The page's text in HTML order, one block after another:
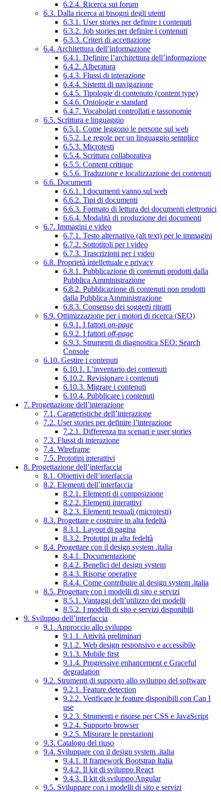
6.2.4. Ricerca sui forum
6.3. Dalla ricerca ai bisogni degli utenti
6.3.1. User stories per definire i contenuti
6.3.2. Job stories per definire i contenuti
6.3.3. Criteri di accettazione
6.4. Architettura dell’informazione
6.4.1. Definire l’architettura dell’informazione
6.4.2. Alberatura
6.4.3. Flussi di interazione
6.4.4. Sistemi di navigazione
6.4.5. Tipologie di contenuto (content type)
6.4.6. Ontologie e standard
6.4.7. Vocabolari controllati e tassonomie
6.5. Scrittura e linguaggio
6.5.1. Come leggono le persone sul web
6.5.2. Le regole per un linguaggio semplice
6.5.3. Microtesti
6.5.4. Scrittura collaborativa
6.5.5. Content critique
6.5.6. Traduzione e localizzazione dei contenuti
6.6. Documenti
6.6.1. I documenti vanno sul web
6.6.2. Tipi di documenti
6.6.3. Formato di lettura dei documenti elettronici
6.6.4. Modalità di produzione dei documenti
6.7. Immagini e video
6.7.1. Testo alternativo (alt text) per le immagini
6.7.2. Sottotitoli per i video
6.7.3. Trascrizioni per i video
6.8. Proprietà intellettuale e privacy
6.8.1. Pubblicazione di contenuti prodotti dalla
Pubblica Amministrazione
6.8.2. Pubblicazione di contenuti non prodotti
dalla Pubblica Amministrazione
6.8.3. Consenso dei soggetti ritratti
6.9. Ottimizzazione per i motori di ricerca (SEO)
6.9.1. I fattori on-page
6.9.2. I fattori off-page
6.9.3. Strumenti di diagnostica SEO: Search
Console
6.10. Gestire i contenuti
6.10.1. L’inventario dei contenuti
6.10.2. Revisionare i contenuti
6.10.3. Migrare i contenuti
6.10.4. Pubblicare i contenuti
7. Progettazione dell’interazione
7.1. Caratteristiche dell’interazione
7.2. User stories per definire l’interazione
7.2.1. Differenza tra scenari e user stories
7.3. Flussi di interazione
7.4. Wireframe
7.5. Prototipi interattivi
8. Progettazione dell’interfaccia
8.1. Obiettivi dell’interfaccia
8.2. Elementi dell’interfaccia
8.2.1. Elementi di composizione
8.2.2. Elementi interattivi
8.2.3. Elementi testuali (microtesti)
8.3. Progettare e costruire in alta fedeltà
8.3.1. Layout di pagina
8.3.2. Prototipi in alta fedeltà
8.4. Progettare con il design system .italia
8.4.1. Documentazione
8.4.2. Benefici del design system
8.4.3. Risorse operative
8.4.4. Come contribuire al design system .italia
8.5. Progettare con i modelli di sito e servizi
8.5.1. Vantaggi dell’utilizzo dei modelli
8.5.2. I modelli di sito e servizi disponibili
9. Sviluppo dell’interfaccia
9.1. Approccio allo sviluppo
9.1.1. Attività preliminari
9.1.2. Web design responsivo e accessibile
9.1.3. Mobile first
9.1.4. Progressive enhancement e Graceful
degradation
9.2. Strumenti di supporto allo sviluppo del software
9.2.1. Feature detection
9.2.2. Verificare le feature disponibili con Can I
use
9.2.3. Strumenti e risorse per CSS e JavaScript
9.2.4. Supporto browser
9.2.5. Misurare le prestazioni
9.3. Catalogo del riuso
9.4. Sviluppare con il design system .italia
9.4.1. Il framework Bootstrap Italia
9.4.2. Il kit di sviluppo React
9.4.3. Il kit di sviluppo Angular
9.5. Sviluppare con i modelli di sito e servizi